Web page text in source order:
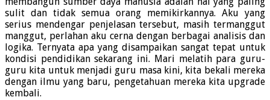
sulit dan tidak semua orang memikirkannya. Aku yang
serius mendengar penjelasan tersebut, masih termanggut
manggut, perlahan aku cerna dengan berbagai analisis dan
logika. Ternyata apa yang disampaikan sangat tepat untuk
kondisi pendidikan sekarang ini. Mari melatih para guru-
guru kita untuk menjadi guru masa kini, kita bekali mereka
dengan ilmu yang baru, pengetahuan mereka kita upgrade
kembali.